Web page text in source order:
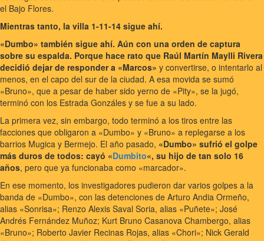
el Bajo Flores.
Mientras tanto, la villa 1-11-14 sigue ahí.
«Dumbo» también sigue ahí. Aún con una orden de captura
sobre su espalda. Porque hace rato que Raúl Martín Maylli Rivera
decidió dejar de responder a «Marcos» y convertirse, o intentarlo al
menos, en el capo del sur de la ciudad. A esa movida se sumó
«Bruno», que a pesar de haber sido yerno de «Pity», se la jugó,
terminó con los Estrada Gonzáles y se fue a su lado.
La primera vez, sin embargo, todo terminó a los tiros entre las
facciones que obligaron a «Dumbo» y «Bruno» a replegarse a los
barrios Mugica y Bermejo. El año pasado, «Dumbo» sufrió el golpe
más duros de todos: cayó «Dumbito«, su hijo de tan solo 16
años, pero que ya funcionaba como «marcador».
En ese momento, los investigadores pudieron dar varios golpes a la
banda de «Dumbo», con las detenciones de Arturo Andia Ormeño,
alias «Sonrisa»; Renzo Alexis Saval Soria, alias «Puñete»; José
Andrés Fernández Muñoz; Kurt Bruno Casanova Chambergo, alias
«Bruno»; Roberto Javier Recinas Rojas, alias «Chori»; Nick Gerald